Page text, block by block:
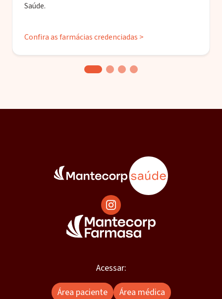
Saúde.
Confira as farmácias credenciadas >
Acessar:
Área paciente
Área médica